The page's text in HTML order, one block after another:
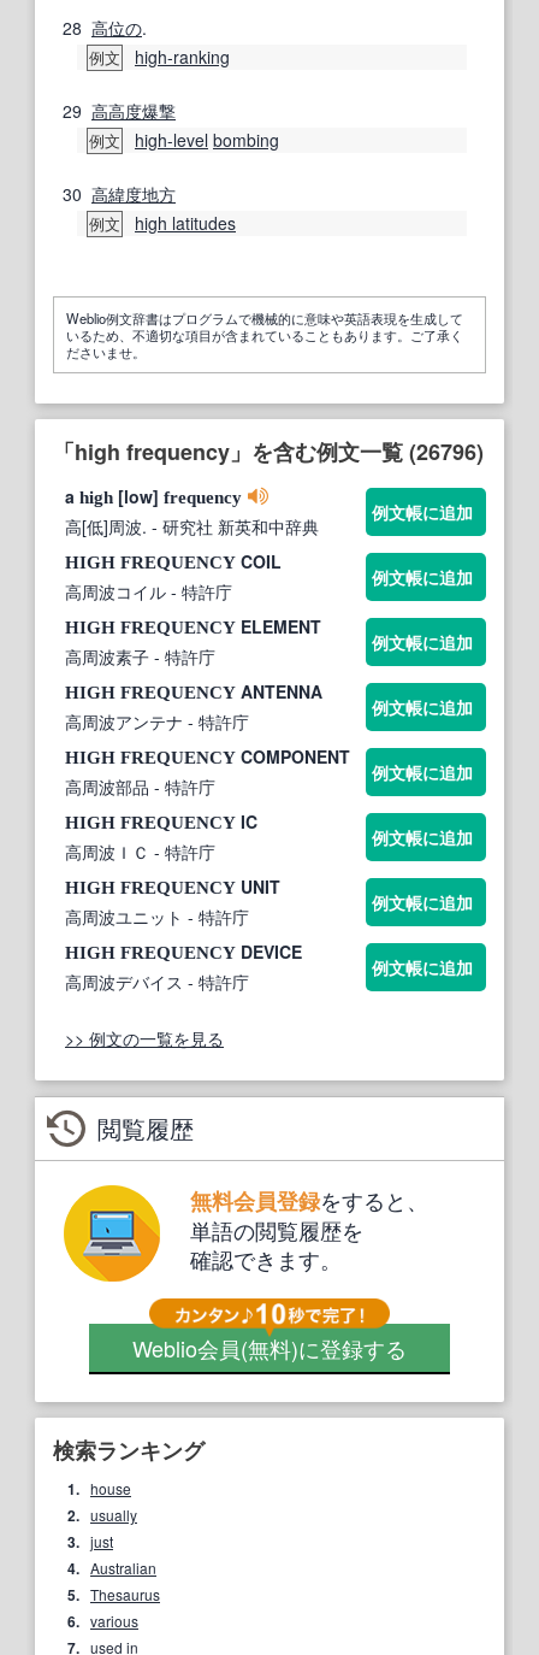
28 高位の.
例文 high‐ranking
29 高高度爆撃
例文 high-level bombing
30 高緯度地方
例文 high latitudes
Weblio例文辞書はプログラムで機械的に意味や英語表現を生成して
いるため、不適切な項目が含まれていることもあります。ご了承く
ださいませ。
「high frequency」を含む例文一覧 (26796)
a high [low] frequency
高[低]周波. - 研究社 新英和中辞典
例文帳に追加
HIGH FREQUENCY COIL
高周波コイル - 特許庁
例文帳に追加
HIGH FREQUENCY ELEMENT
高周波素子 - 特許庁
例文帳に追加
HIGH FREQUENCY ANTENNA
高周波アンテナ - 特許庁
例文帳に追加
HIGH FREQUENCY COMPONENT
高周波部品 - 特許庁
例文帳に追加
HIGH FREQUENCY IC
高周波ＩＣ - 特許庁
例文帳に追加
HIGH FREQUENCY UNIT
高周波ユニット - 特許庁
例文帳に追加
HIGH FREQUENCY DEVICE
高周波デバイス - 特許庁
例文帳に追加
>> 例文の一覧を見る
閲覧履歴
無料会員登録をすると、
単語の閲覧履歴を
確認できます。
Weblio会員(無料)に登録する
検索ランキング
1. house
2. usually
3. just
4. Australian
5. Thesaurus
6. various
7. used in